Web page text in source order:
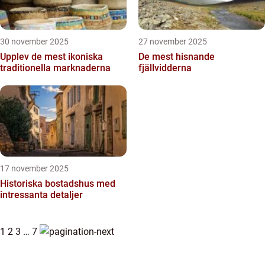
30 november 2025
Upplev de mest ikoniska
traditionella marknaderna
27 november 2025
De mest hisnande
fjällvidderna
17 november 2025
Historiska bostadshus med
intressanta detaljer
1 2 3 … 7